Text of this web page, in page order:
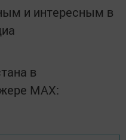
и интересным в
в
MАХ: